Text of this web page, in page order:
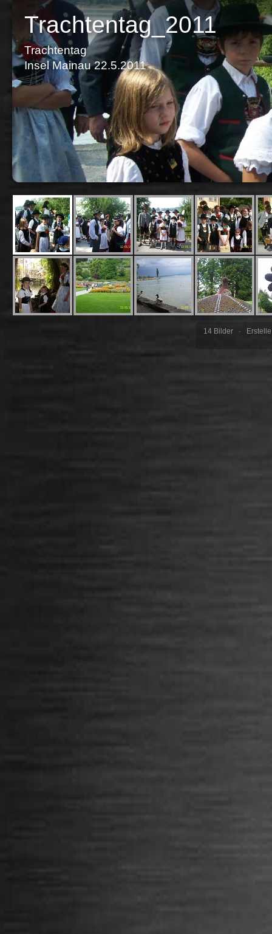
Trachtentag_2011
Trachtentag
Insel Mainau 22.5.2011
14 Bilder ·